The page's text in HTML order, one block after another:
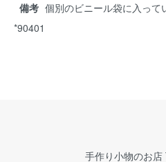
備考 個別のビニール袋に入って
*90401
手作り小物のお